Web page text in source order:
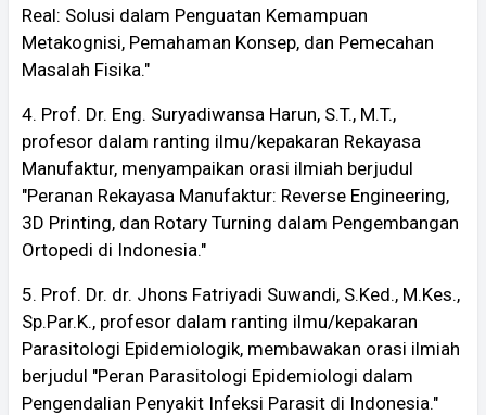
Real: Solusi dalam Penguatan Kemampuan
Metakognisi, Pemahaman Konsep, dan Pemecahan
Masalah Fisika."
4. Prof. Dr. Eng. Suryadiwansa Harun, S.T., M.T.,
profesor dalam ranting ilmu/kepakaran Rekayasa
Manufaktur, menyampaikan orasi ilmiah berjudul
"Peranan Rekayasa Manufaktur: Reverse Engineering,
3D Printing, dan Rotary Turning dalam Pengembangan
Ortopedi di Indonesia."
5. Prof. Dr. dr. Jhons Fatriyadi Suwandi, S.Ked., M.Kes.,
Sp.Par.K., profesor dalam ranting ilmu/kepakaran
Parasitologi Epidemiologik, membawakan orasi ilmiah
berjudul "Peran Parasitologi Epidemiologi dalam
Pengendalian Penyakit Infeksi Parasit di Indonesia."